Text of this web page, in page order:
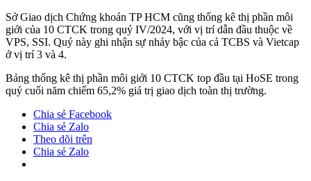
Sở Giao dịch Chứng khoán TP HCM cũng thống kê thị phần môi
giới của 10 CTCK trong quý IV/2024, với vị trí dẫn đầu thuộc về
VPS, SSI. Quý này ghi nhận sự nhảy bậc của cả TCBS và Vietcap
ở vị trí 3 và 4.
Bảng thống kê thị phần môi giới 10 CTCK top đầu tại HoSE trong
quý cuối năm chiếm 65,2% giá trị giao dịch toàn thị trường.
Chia sẻ Facebook
Chia sẻ Zalo
Theo dõi trên
Chia sẻ Zalo